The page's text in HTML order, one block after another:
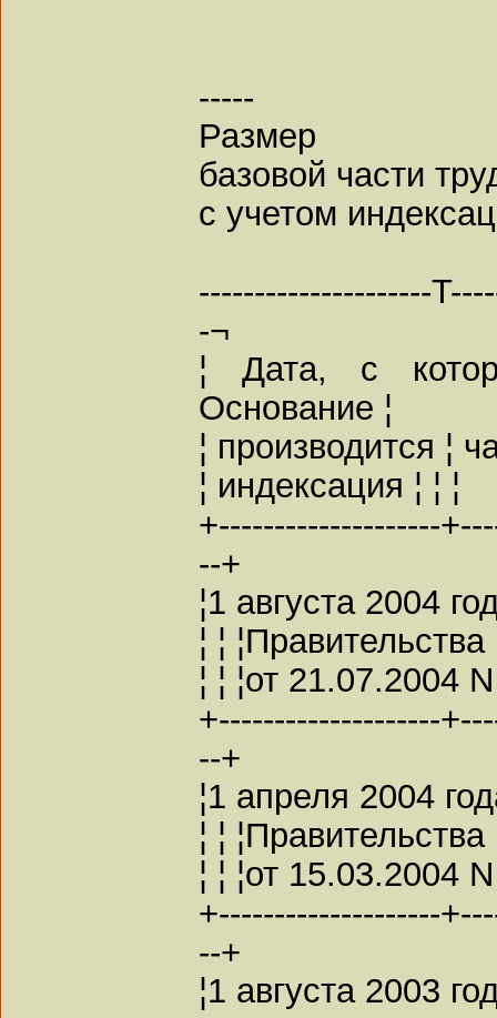
-----
Размер
базовой части
с учетом
---------------------
-¬
¦ Дата, с
Основание ¦
¦ производится ¦
¦ индексация ¦ ¦ ¦
+--------------------
--+
¦1 августа 2004
¦ ¦
¦ ¦ ¦от 21.07.2004
+--------------------
--+
¦1 апреля 2004
¦ ¦
¦ ¦ ¦от 15.03.2004
+--------------------
--+
¦1 августа 2003